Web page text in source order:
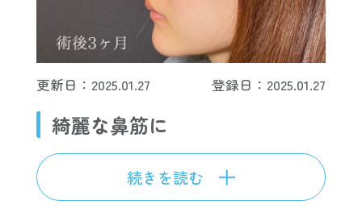
更新日：2025.01.27 登録日：2025.01.27
綺麗な鼻筋に
続きを読む